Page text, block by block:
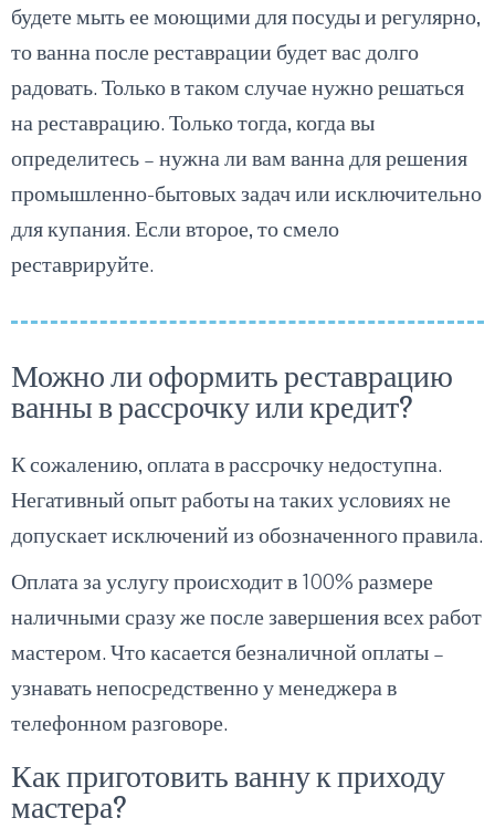
будете мыть ее моющими для посуды и регулярно,
то ванна после реставрации будет вас долго
радовать. Только в таком случае нужно решаться
на реставрацию. Только тогда, когда вы
определитесь – нужна ли вам ванна для решения
промышленно-бытовых задач или исключительно
для купания. Если второе, то смело
реставрируйте.
Можно ли оформить реставрацию
ванны в рассрочку или кредит?
К сожалению, оплата в рассрочку недоступна.
Негативный опыт работы на таких условиях не
допускает исключений из обозначенного правила.
Оплата за услугу происходит в 100% размере
наличными сразу же после завершения всех работ
мастером. Что касается безналичной оплаты –
узнавать непосредственно у менеджера в
телефонном разговоре.
Как приготовить ванну к приходу
мастера?